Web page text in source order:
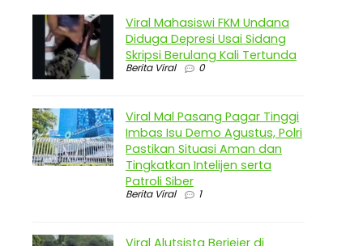
Viral Mahasiswi FKM Undana
Diduga Depresi Usai Sidang
Skripsi Berulang Kali Tertunda
Berita Viral 0
Viral Mal Pasang Pagar Tinggi
Imbas Isu Demo Agustus, Polri
Pastikan Situasi Aman dan
Tingkatkan Intelijen serta
Patroli Siber
Berita Viral 1
Viral Alutsista Berjejer di